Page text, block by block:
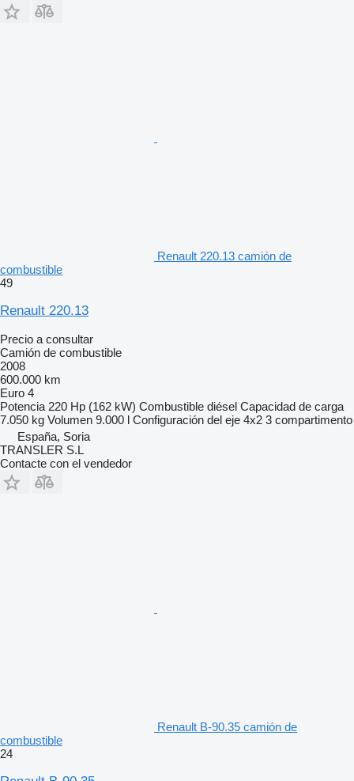
Renault 220.13 camión de
combustible
49
Renault 220.13
Precio a consultar
Camión de combustible
2008
600.000 km
Euro 4
Potencia 220 Hp (162 kW) Combustible diésel Capacidad de carga
7.050 kg Volumen 9.000 l Configuración del eje 4x2 3 compartimento
España, Soria
TRANSLER S.L
Contacte con el vendedor
Renault B-90.35 camión de
combustible
24